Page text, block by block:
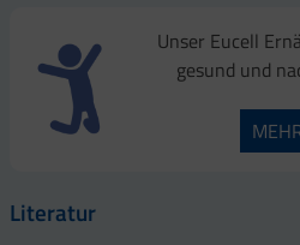
Unser Eucell
gesund und
Literatur